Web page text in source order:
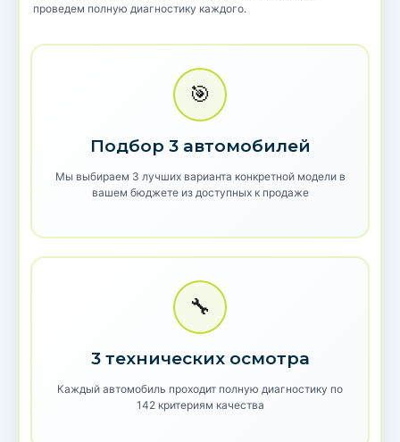
проведем полную диагностику каждого.
🎯
Подбор 3 автомобилей
Мы выбираем 3 лучших варианта конкретной модели в
вашем бюджете из доступных к продаже
🔧
3 технических осмотра
Каждый автомобиль проходит полную диагностику по
142 критериям качества